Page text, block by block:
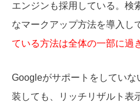
エンジンも採用している。検
なマークアップ方法を導入し
ている方法は全体の一部に過
Googleがサポートをしてい
装しても、リッチリザルト表